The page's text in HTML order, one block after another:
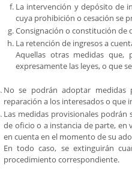
La intervención y depósito de
cuya prohibición o cesación se
Consignación o constitución de
La retención de ingresos a
Aquellas otras medidas que,
expresamente las leyes, o que
No se podrán adoptar medidas
reparación a los interesados o que
Las medidas provisionales
de oficio o a instancia de parte,
en cuenta en el momento de su
En todo caso, se extinguirán
procedimiento correspondiente.